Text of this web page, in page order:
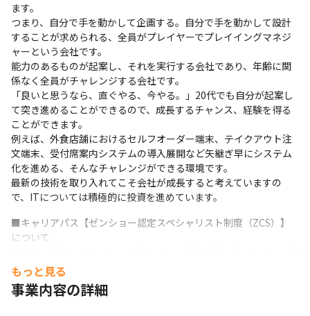
ます。
つまり、自分で手を動かして企画する。自分で手を動かして設計
することが求められる、全員がプレイヤーでプレイイングマネジ
ャーという会社です。
能力のあるものが起案し、それを実行する会社であり、年齢に関
係なく全員がチャレンジする会社です。
「良いと思うなら、直ぐやる、今やる。」20代でも自分が起案し
て突き進めることができるので、成長するチャンス、経験を得る
ことができます。
例えば、外食店舗におけるセルフオーダー端末、テイクアウト注
文端末、受付席案内システムの導入展開など矢継ぎ早にシステム
化を進める、そんなチャレンジができる環境です。
最新の技術を取り入れてこそ会社が成長すると考えていますの
で、ITについては積極的に投資を進めています。
■キャリアパス【ゼンショー認定スペシャリスト制度（ZCS）】
について
ス｣に加えて｢生涯その技術を磨き続けるスペシャリスト｣としての
キャリアパス【ゼンショー認定スペシャリスト制度（ZCS）】を
設けています。
もっと見る
事業内容の詳細